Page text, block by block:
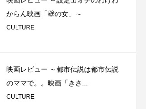
からん映画「壁の女」～
CULTURE
映画レビュー ～都市伝説は都市伝説
のママで。。映画「きさ...
CULTURE